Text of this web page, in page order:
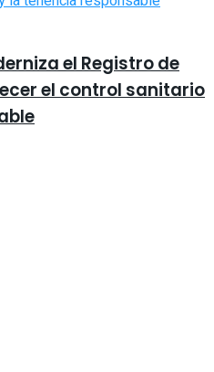
el Registro de
el control sanitario